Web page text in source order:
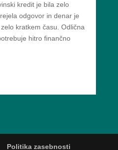
kredit je bila zelo
odgovor in denar je
kratkem času. Odlična
hitro finančno
Politika zasebnosti